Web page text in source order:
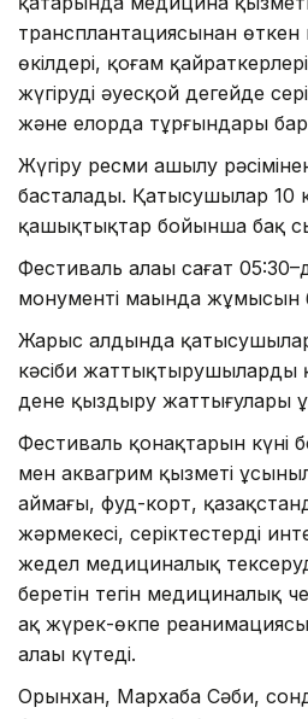
трансплантациясынан өткен
өкілдері, қоғам
жүгіруді әуесқой деңгейде
және елорда тұрғындары
Жүгіру ресми ашылу
басталады. Қатысушылар 10
қашықтықтар бойынша бақ
Фестиваль алаңы сағат
монументі маңында жұмысын
Жарыс алдында қатысушылар
кәсіби
дене қыздыру жаттығулары
Фестиваль қонақтарын күні
мен аквагрим қызметі
аймағы, фуд-корт,
жәрмеңкесі, серіктестердің
жедел медициналық
беретін тегін медициналық
ақ жүрек-өкпе реанимациясы
алаңы күтеді.
Орынхан, Мархаба Сәби,